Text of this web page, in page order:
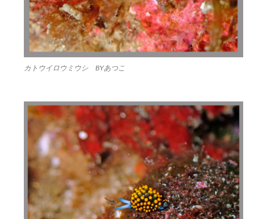
カトウイロウミウシ BYあつこ